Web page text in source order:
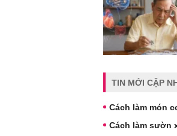
TIN MỚI CẬP
Cách làm món
Cách làm sườn